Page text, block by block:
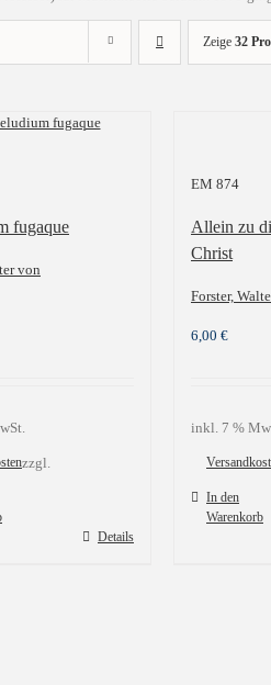
Zeige 32
fugaque
von
zzgl.
Details
EM 874
Allein zu
Christ
Forster,
6,00 €
inkl. 7 %
In den
Warenkorb